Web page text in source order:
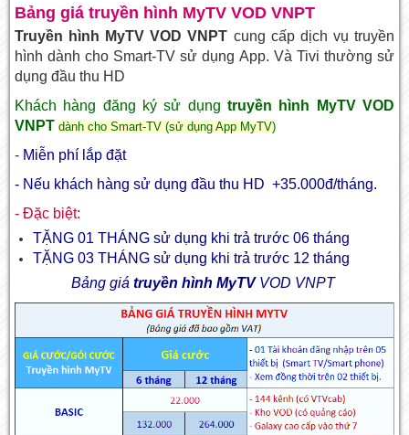
Bảng giá truyền hình MyTV VOD VNPT
Truyền hình MyTV VOD VNPT cung cấp dịch vụ truyền
hình dành cho Smart-TV sử dụng App. Và Tivi thường sử
dụng đầu thu HD
Khách hàng đăng ký sử dụng truyền hình MyTV VOD
VNPT dành cho Smart-TV (sử dụng App MyTV)
- Miễn phí lắp đặt
- Nếu khách hàng sử dụng đầu thu HD +35.000đ/tháng.
- Đặc biệt:
TẶNG 01 THÁNG sử dụng khi trả trước 06 tháng
TẶNG 03 THÁNG sử dụng khi trả trước 12 tháng
Bảng giá truyền hình MyTVVOD VNPT